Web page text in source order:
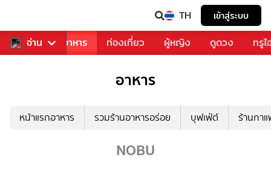
TH เข้าสู่ระบบ
อ่าน
การเพลง อาหาร ท่องเที่ยว ผู้หญิง ดูดวง ทรู
อาหาร
หน้าแรกอาหาร รวมร้านอาหารอร่อย บุฟเฟ่ต์ ร้านกา
NOBU